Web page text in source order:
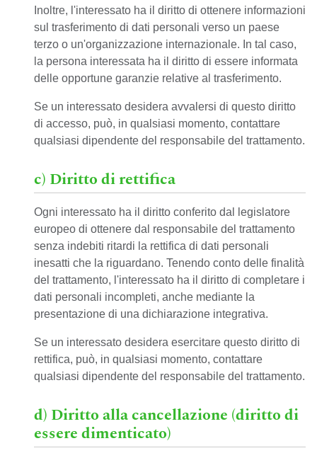
Inoltre, l'interessato ha il diritto di ottenere informazioni
sul trasferimento di dati personali verso un paese
terzo o un'organizzazione internazionale. In tal caso,
la persona interessata ha il diritto di essere informata
delle opportune garanzie relative al trasferimento.
Se un interessato desidera avvalersi di questo diritto
di accesso, può, in qualsiasi momento, contattare
qualsiasi dipendente del responsabile del trattamento.
c) Diritto di rettifica
Ogni interessato ha il diritto conferito dal legislatore
europeo di ottenere dal responsabile del trattamento
senza indebiti ritardi la rettifica di dati personali
inesatti che la riguardano. Tenendo conto delle finalità
del trattamento, l'interessato ha il diritto di completare i
dati personali incompleti, anche mediante la
presentazione di una dichiarazione integrativa.
Se un interessato desidera esercitare questo diritto di
rettifica, può, in qualsiasi momento, contattare
qualsiasi dipendente del responsabile del trattamento.
d) Diritto alla cancellazione (diritto di
essere dimenticato)